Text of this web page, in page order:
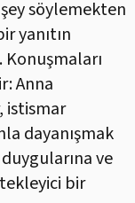
şey söylemekten
yanıtın
Anna
istismar
dayanışmak
ve
bir